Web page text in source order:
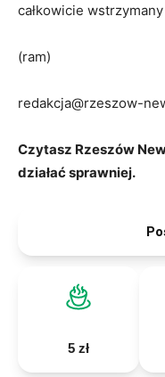
całkowicie
(ram)
redakcja@rzeszow-
Czytasz Rzeszów
działać sprawniej.
5 zł